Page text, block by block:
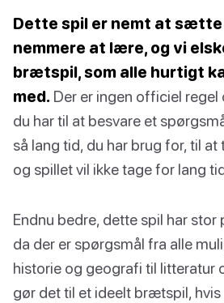
Dette spil er nemt at sætte
nemmere at lære, og vi
brætspil, som alle hurtigt
med. Der er ingen officiel regel
du har til at besvare et
så lang tid, du har brug for, til
og spillet vil ikke tage for lang
Endnu bedre, dette spil har
da der er spørgsmål fra alle
historie og geografi til litteratur
gør det til et ideelt brætspil, hvis